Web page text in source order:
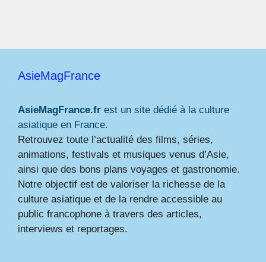
AsieMagFrance
AsieMagFrance.fr est un site dédié à la culture
asiatique en France.
Retrouvez toute l’actualité des films, séries,
animations, festivals et musiques venus d’Asie,
ainsi que des bons plans voyages et gastronomie.
Notre objectif est de valoriser la richesse de la
culture asiatique et de la rendre accessible au
public francophone à travers des articles,
interviews et reportages.